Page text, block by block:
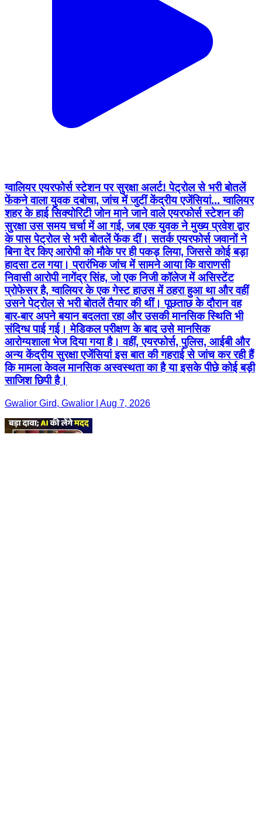
ग्वालियर एयरफोर्स स्टेशन पर सुरक्षा अलर्ट! पेट्रोल से भरी बोतलें
फेंकने वाला युवक दबोचा, जांच में जुटीं केंद्रीय एजेंसियां... ग्वालियर
शहर के हाई सिक्योरिटी जोन माने जाने वाले एयरफोर्स स्टेशन की
सुरक्षा उस समय चर्चा में आ गई, जब एक युवक ने मुख्य प्रवेश द्वार
के पास पेट्रोल से भरी बोतलें फेंक दीं। सतर्क एयरफोर्स जवानों ने
बिना देर किए आरोपी को मौके पर ही पकड़ लिया, जिससे कोई बड़ा
हादसा टल गया। प्रारंभिक जांच में सामने आया कि वाराणसी
निवासी आरोपी नागेंद्र सिंह, जो एक निजी कॉलेज में असिस्टेंट
प्रोफेसर है, ग्वालियर के एक गेस्ट हाउस में ठहरा हुआ था और वहीं
उसने पेट्रोल से भरी बोतलें तैयार की थीं। पूछताछ के दौरान वह
बार-बार अपने बयान बदलता रहा और उसकी मानसिक स्थिति भी
संदिग्ध पाई गई। मेडिकल परीक्षण के बाद उसे मानसिक
आरोग्यशाला भेज दिया गया है। वहीं, एयरफोर्स, पुलिस, आईबी और
अन्य केंद्रीय सुरक्षा एजेंसियां इस बात की गहराई से जांच कर रही हैं
कि मामला केवल मानसिक अस्वस्थता का है या इसके पीछे कोई बड़ी
साजिश छिपी है।
Gwalior Gird, Gwalior | Aug 7, 2026